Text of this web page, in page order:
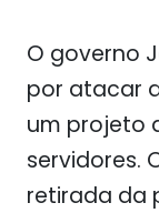
O governo
por atacar
um projeto
servidores.
retirada da